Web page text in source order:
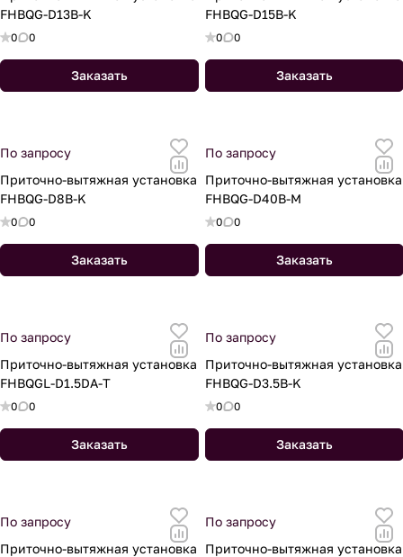
FHBQG-D13B-K
0 0
Заказать
FHBQG-D15B-K
0 0
Заказать
По запросу
Приточно-вытяжная установка
FHBQG-D8B-K
0 0
Заказать
По запросу
Приточно-вытяжная установка
FHBQG-D40B-M
0 0
Заказать
По запросу
Приточно-вытяжная установка
FHBQGL-D1.5DA-T
0 0
Заказать
По запросу
Приточно-вытяжная установка
FHBQG-D3.5B-K
0 0
Заказать
По запросу
Приточно-вытяжная установка
По запросу
Приточно-вытяжная установка